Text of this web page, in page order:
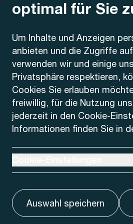
optimal für Sie
Um Inhalte und Anzeigen
anbieten und die Zugriffe
verwenden wir und einige
Privatsphäre respektieren,
Cookies Sie erlauben
freiwillig, für die Nutzung
jederzeit in den Cookie-
Informationen finden Sie in
Auswahl speichern
AREMO
Busbetrieb Solothurn
Dornacherstrasse 48
4500 Solothurn
Telefon
+41 32 622 37 22
Kontaktformular